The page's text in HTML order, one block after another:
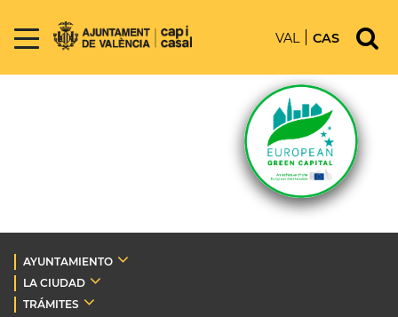
VAL CAS
AYUNTAMIENTO
LA CIUDAD
TRÁMITES